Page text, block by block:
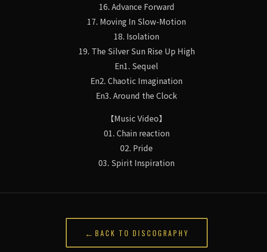
16. Advance Forward
17. Moving In Slow-Motion
18. Isolation
19. The Silver Sun Rise Up High
En1. Sequel
En2. Chaotic Imagination
En3. Around the Clock
【Music Video】
01. Chain reaction
02. Pride
03. Spirit Inspiration
← BACK TO DISCOGRAPHY